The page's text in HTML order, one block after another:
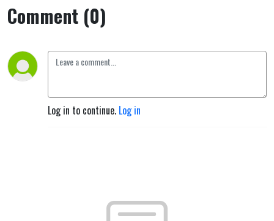
skamme."
Comment (0)
Log in to continue. Log in